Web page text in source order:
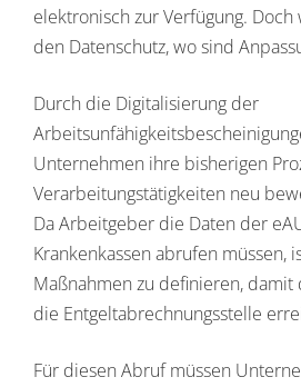
elektronisch zur Verfügung. Doch
den Datenschutz, wo sind
Durch die Digitalisierung der
Unternehmen ihre bisherigen
Verarbeitungstätigkeiten neu
Da Arbeitgeber die Daten der
Krankenkassen abrufen müssen,
Maßnahmen zu definieren, damit
die Entgeltabrechnungsstelle
Für diesen Abruf müssen